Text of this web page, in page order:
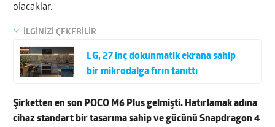
olacaklar.
İLGİNİZİ ÇEKEBİLİR
LG, 27 inç dokunmatik ekrana sahip
bir mikrodalga fırın tanıttı
Şirketten en son POCO M6 Plus gelmişti. Hatırlamak adına
cihaz standart bir tasarıma sahip ve gücünü Snapdragon 4